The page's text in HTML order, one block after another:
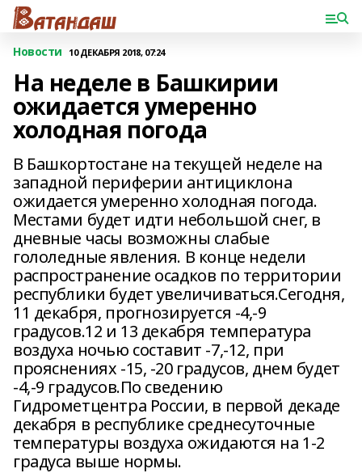
Новости 10 ДЕКАБРЯ 2018, 07:24
На неделе в Башкирии
ожидается умеренно
холодная погода
В Башкортостане на текущей неделе на
западной периферии антициклона
ожидается умеренно холодная погода.
Местами будет идти небольшой снег, в
дневные часы возможны слабые
гололедные явления. В конце недели
распространение осадков по территории
республики будет увеличиваться.Сегодня,
11 декабря, прогнозируется -4,-9
градусов.12 и 13 декабря температура
воздуха ночью составит -7,-12, при
прояснениях -15, -20 градусов, днем будет
-4,-9 градусов.По сведению
Гидрометцентра России, в первой декаде
декабря в республике среднесуточные
температуры воздуха ожидаются на 1-2
градуса выше нормы.